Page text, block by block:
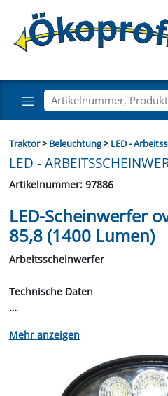
Traktor>Beleuchtung>LED -
LED -
Artikelnummer: 97886
LED-Scheinwerfer
85,8 (1400 Lumen)
Arbeitsscheinwerfer
Technische Daten
Farbtemperatur: 6000 K
Stromverbrauch: 1,5 A bei 12 V
0,75 A bei 24 V DC
anzeigen